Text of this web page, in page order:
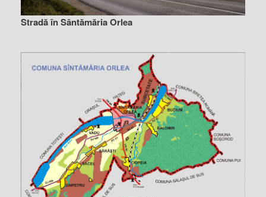
Stradă în Sântămăria Orlea